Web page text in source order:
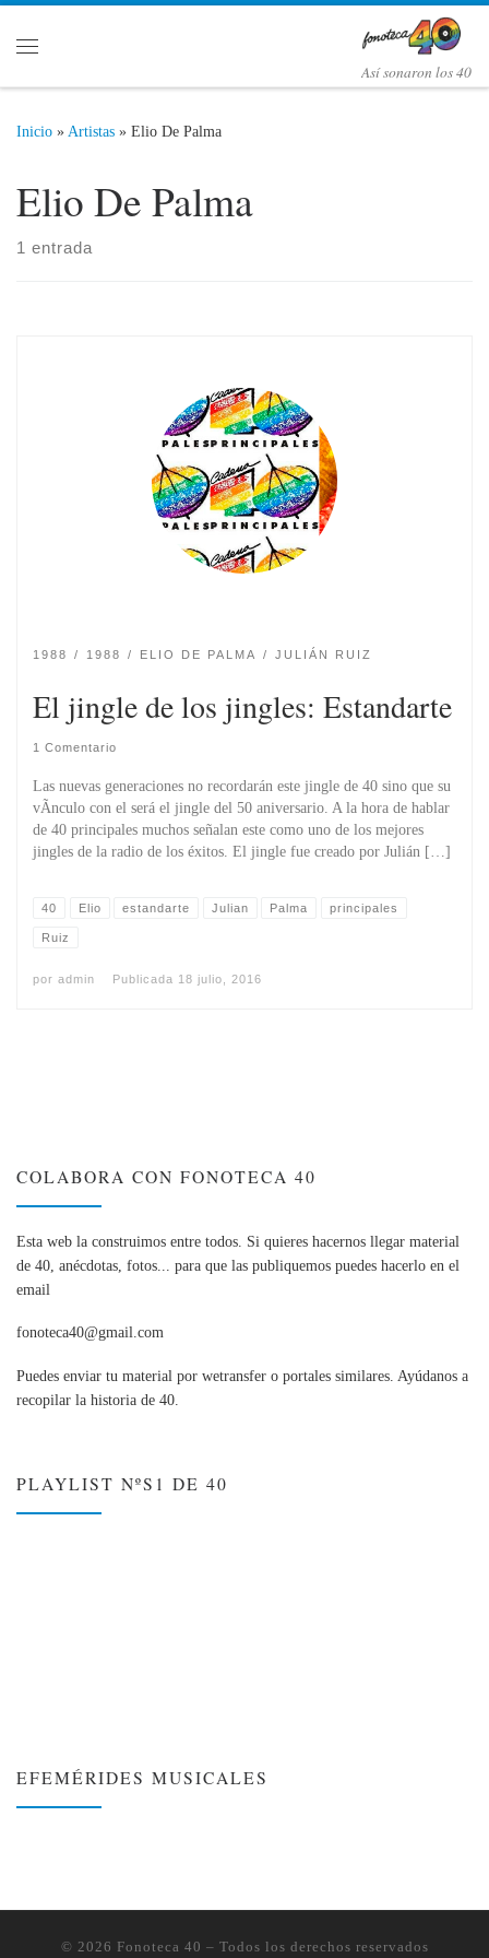
Así­ sonaron los 40
Inicio »Artistas » Elio De Palma
Elio De Palma
1 entrada
1988 1988 ELIO DE PALMA JULIÁN RUIZ
El jingle de los jingles: Estandarte
1 Comentario
Las nuevas generaciones no recordarán este jingle de 40 sino que su
vÃ­nculo con el será el jingle del 50 aniversario. A la hora de hablar
de 40 principales muchos señalan este como uno de los mejores
jingles de la radio de los éxitos. El jingle fue creado por Julián […]
40 Elio estandarte Julian Palma principales
Ruiz
por admin Publicada 18 julio, 2016
COLABORA CON FONOTECA 40
Esta web la construimos entre todos. Si quieres hacernos llegar material
de 40, anécdotas, fotos... para que las publiquemos puedes hacerlo en el
email
fonoteca40@gmail.com
Puedes enviar tu material por wetransfer o portales similares. Ayúdanos a
recopilar la historia de 40.
PLAYLIST NºS1 DE 40
EFEMÉRIDES MUSICALES
© 2026 Fonoteca 40 – Todos los derechos reservados